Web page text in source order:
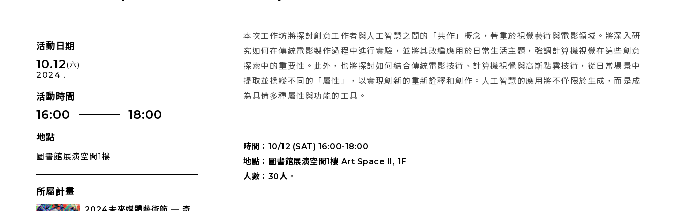
活動日期
10.12(六)
2024 .
活動時間
16:00 18:00
地點
圖書館展演空間1樓
所屬計畫
本次工作坊將探討創意工作者與人工智慧之間的「共作」概念，著重於視覺藝術與電影領域。將深入研
究如何在傳統電影製作過程中進行實驗，並將其改編應用於日常生活主題，強調計算機視覺在這些創意
探索中的重要性。此外，也將探討如何結合傳統電影技術、計算機視覺與高斯點雲技術，從日常場景中
提取並操縱不同的「屬性」，以實現創新的重新詮釋和創作。人工智慧的應用將不僅限於生成，而是成
為具備多種屬性與功能的工具。
時間：10/12 (SAT) 16:00-18:00
地點：圖書館展演空間1樓 Art Space II, 1F
人數：30人。